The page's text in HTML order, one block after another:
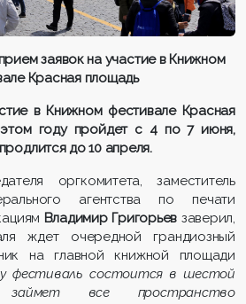
заявок на участие в Книжном
Красная площадь
в Книжном фестивале Красная
году пройдет с 4 по 7 июня,
до 10 апреля.
оргкомитета, заместитель
агентства по печати
Владимир Григорьев заверил,
ждет очередной грандиозный
на главной книжной площади
фестиваль состоится в шестой
все пространство